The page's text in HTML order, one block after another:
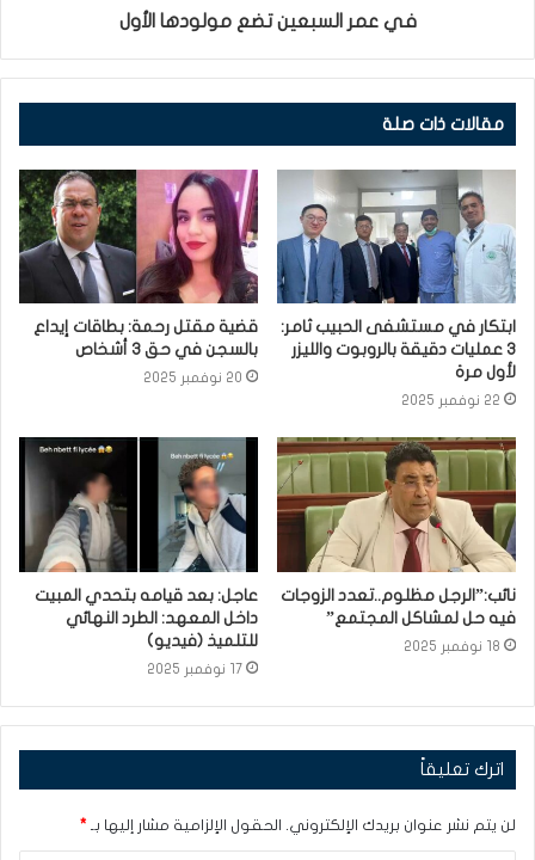
في عمر السبعين تضع مولودها الأول
مقالات ذات صلة
ابتكار في مستشفى الحبيب ثامر:
3 عمليات دقيقة بالروبوت والليزر
لأول مرة
22 نوفمبر 2025
قضية مقتل رحمة: بطاقات إيداع
بالسجن في حق 3 أشخاص
20 نوفمبر 2025
نائب:”الرجل مظلوم..تعدد الزوجات
فيه حل لمشاكل المجتمع”
18 نوفمبر 2025
عاجل: بعد قيامه بتحدي المبيت
داخل المعهد: الطرد النهائي
للتلميذ (فيديو)
17 نوفمبر 2025
اترك تعليقاً
لن يتم نشر عنوان بريدك الإلكتروني. الحقول الإلزامية مشار إليها بـ *